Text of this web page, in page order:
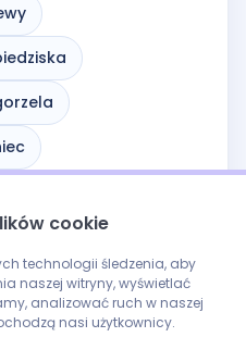
cookie
technologii śledzenia, aby
naszej witryny, wyświetlać
analizować ruch w naszej
nasi użytkownicy.